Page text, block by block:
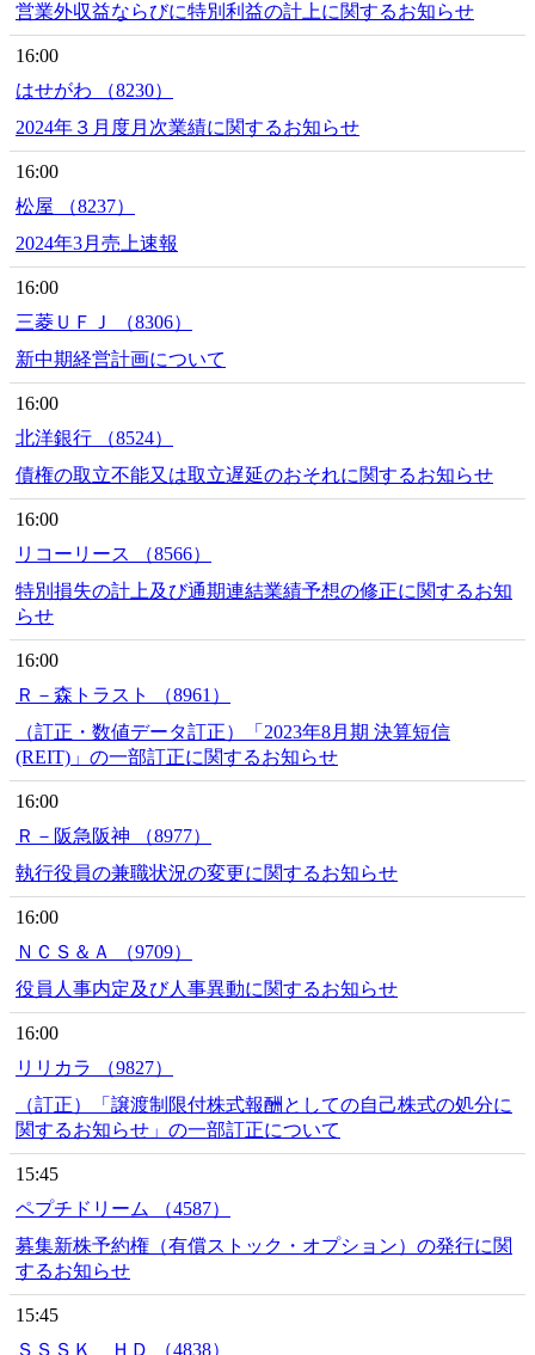
営業外収益ならびに特別利益の計上に関するお知らせ
16:00
はせがわ （8230）
2024年３月度月次業績に関するお知らせ
16:00
松屋 （8237）
2024年3月売上速報
16:00
三菱ＵＦＪ （8306）
新中期経営計画について
16:00
北洋銀行 （8524）
債権の取立不能又は取立遅延のおそれに関するお知らせ
16:00
リコーリース （8566）
特別損失の計上及び通期連結業績予想の修正に関するお知
らせ
16:00
Ｒ－森トラスト （8961）
（訂正・数値データ訂正）「2023年8月期 決算短信
(REIT)」の一部訂正に関するお知らせ
16:00
Ｒ－阪急阪神 （8977）
執行役員の兼職状況の変更に関するお知らせ
16:00
ＮＣＳ＆Ａ （9709）
役員人事内定及び人事異動に関するお知らせ
16:00
リリカラ （9827）
（訂正）「譲渡制限付株式報酬としての自己株式の処分に
関するお知らせ」の一部訂正について
15:45
ペプチドリーム （4587）
募集新株予約権（有償ストック・オプション）の発行に関
するお知らせ
15:45
ＳＳＳＫ ＨＤ （4838）